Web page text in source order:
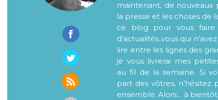
maintenant, de nouveaux
la presse et les choses de
ce blog pour vous faire
d’actualités..vous qui
lire entre les lignes des
je vous livrerai mes
au fil de la semaine. Si
part des vôtres, n’hésitez
ensemble. Alors… à bientôt